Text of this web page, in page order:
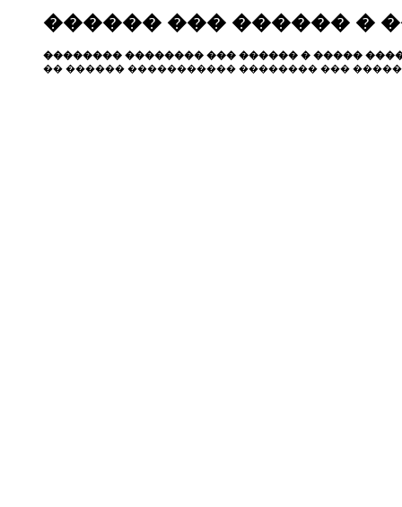
������ ��� ������ �
�������� �������� ��� ������ � �����
�� ������ ����������� �������� ���